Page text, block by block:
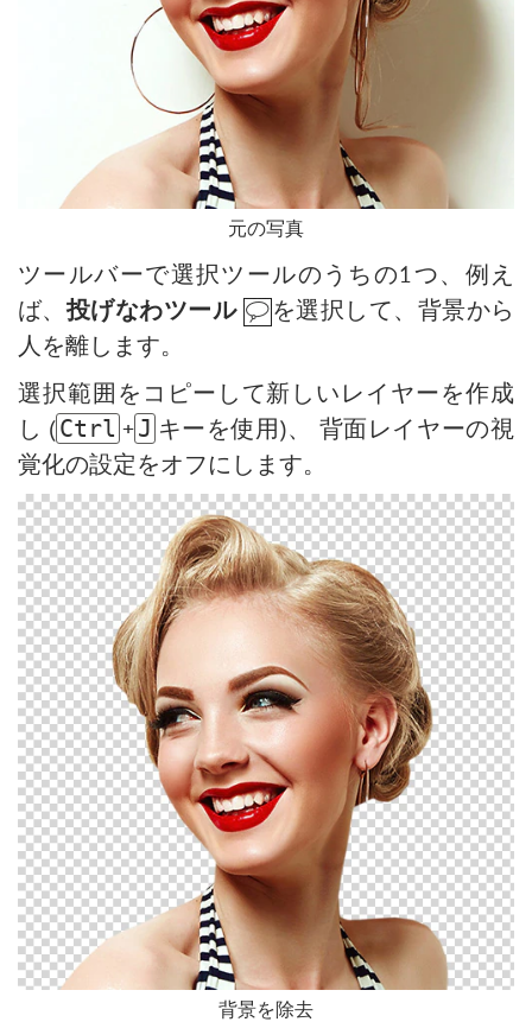
元の写真
ツールバーで選択ツールのうちの1つ、例え
ば、 投げなわツール
を選択して、背景から
人を離します。
選択範囲をコピーして新しいレイヤーを作成
し (Ctrl +J キーを使用)、 背面レイヤーの視
覚化の設定をオフにします。
背景を除去